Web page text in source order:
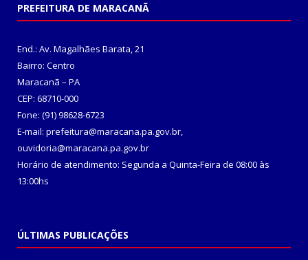
PREFEITURA DE MARACANÃ
End.: Av. Magalhães Barata, 21
Bairro: Centro
Maracanã – PA
CEP: 68710-000
Fone: (91) 98628-6723
E-mail: prefeitura@maracana.pa.gov.br,
ouvidoria@maracana.pa.gov.br
Horário de atendimento: Segunda a Quinta-Feira de 08:00 às
13:00hs
ÚLTIMAS PUBLICAÇÕES